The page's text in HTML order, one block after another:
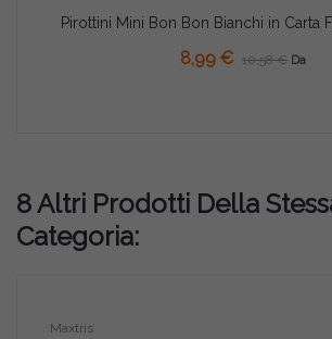
8,99 € 10,58 € Da
8 Altri Prodotti Della
Categoria:
Maxtris